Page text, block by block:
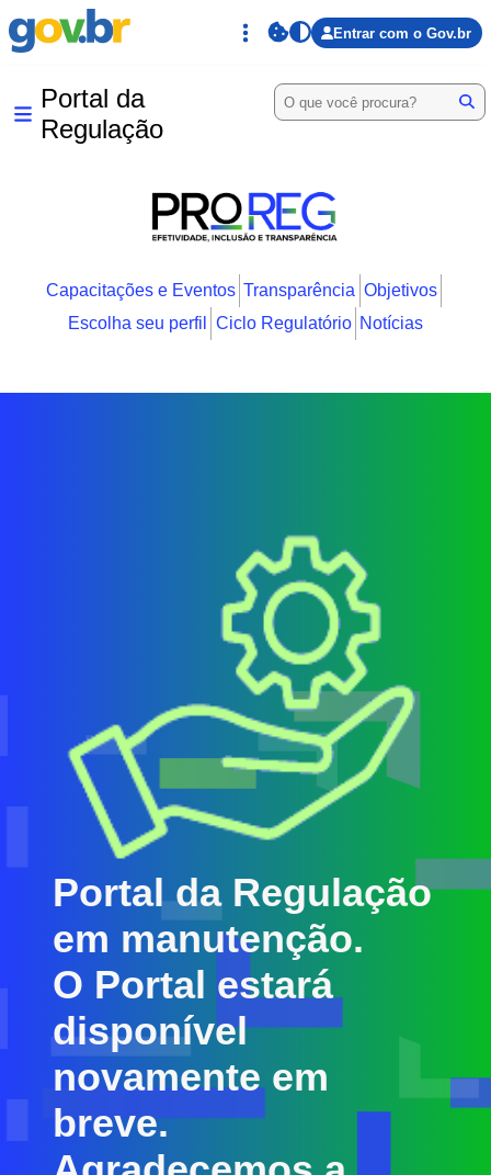
Entrar com o Gov.br
Portal da
Regulação
Capacitações e Eventos Transparência Objetivos
Escolha seu perfil
Ciclo Regulatório Notícias
Portal da Regulação
em manutenção.
O Portal estará
disponível
novamente em
breve.